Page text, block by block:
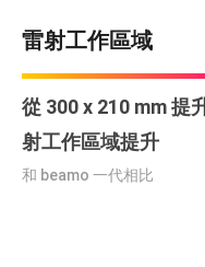
雷射工作區域
從 300 x 210 mm 提
射工作區域提升
和 beamo 一代相比